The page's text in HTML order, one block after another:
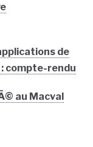
de
compte-rendu
au Macval